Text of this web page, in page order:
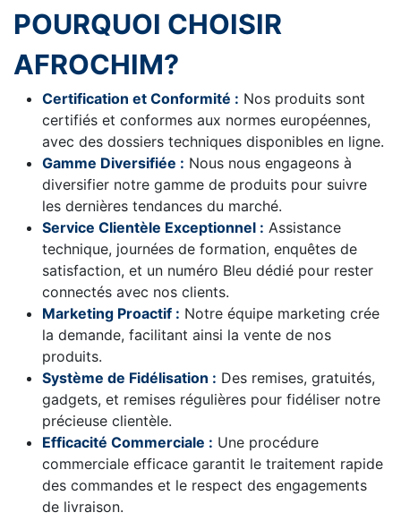
POURQUOI CHOISIR
AFROCHIM?
Certification et Conformité : Nos produits sont
certifiés et conformes aux normes européennes,
avec des dossiers techniques disponibles en ligne.
Gamme Diversifiée : Nous nous engageons à
diversifier notre gamme de produits pour suivre
les dernières tendances du marché.
Service Clientèle Exceptionnel : Assistance
technique, journées de formation, enquêtes de
satisfaction, et un numéro Bleu dédié pour rester
connectés avec nos clients.
Marketing Proactif : Notre équipe marketing crée
la demande, facilitant ainsi la vente de nos
produits.
Système de Fidélisation : Des remises, gratuités,
gadgets, et remises régulières pour fidéliser notre
précieuse clientèle.
Efficacité Commerciale : Une procédure
commerciale efficace garantit le traitement rapide
des commandes et le respect des engagements
de livraison.